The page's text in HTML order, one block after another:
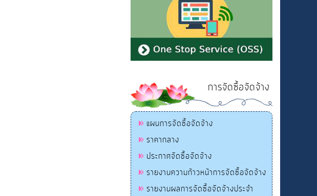
การจัดซื้อจัดจ้าง
แผนการจัดซื้อจัดจ้าง
ราคากลาง
ประกาศจัดซื้อจัดจ้าง
รายงานความก้าวหน้าการจัดซื้อจัดจ้าง
รายงานผลการจัดซื้อจัดจ้างประจำ